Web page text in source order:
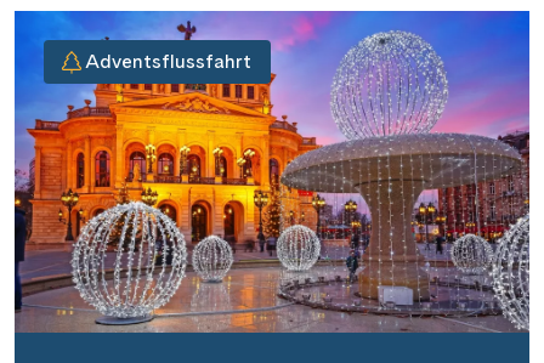
Adventsflussfahrt